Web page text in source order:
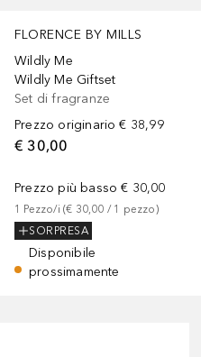
FLORENCE BY MILLS
Wildly Me
Wildly Me Giftset
Set di fragranze
Prezzo originario € 38,99
€ 30,00
Prezzo più basso € 30,00
1 Pezzo/i (€ 30,00 / 1 pezzo)
SORPRESA
Disponibile
prossimamente